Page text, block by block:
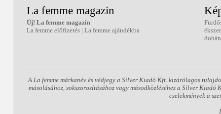
La femme magazin
Új! La femme magazin
La femme előfizetés | La femme ajándékba
A La femme márkanév és védjegy a Silver Kiadó Kft. kizárólagos
másolásához, sokszorosításához vagy másodközléséhez a Silver
cselekmények a